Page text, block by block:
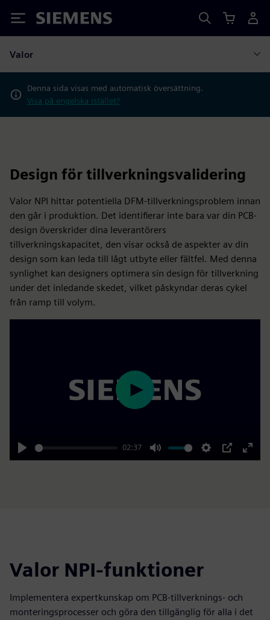
Siemens
Valor
Denna sida visas med automatisk översättning.
Visa på engelska istället?
Design för tillverkningsvalidering
Valor NPI hittar potentiella DFM-tillverkningsproblem innan
den går i produktion. Det identifierar inte bara var din PCB-
design överskrider dina leverantörers
tillverkningskapacitet, den visar också de aspekter av din
design som kan leda till lågt utbyte eller fältfel. Med denna
synlighet kan designers optimera sin design för tillverkning
under det inledande skedet, vilket påskyndar deras cykel
från ramp till volym.
Play
02:37
Mute Settings
PIP
Enter
Play
Valor NPI-funktioner
Implementera expertkunskap om PCB-tillverknings- och
monteringsprocesser och göra den tillgänglig för alla i det